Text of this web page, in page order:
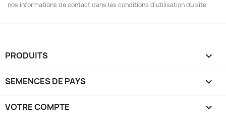
nos informations de contact dans les conditions d'utilisation du site.
PRODUITS 
SEMENCES DE PAYS 
VOTRE COMPTE 